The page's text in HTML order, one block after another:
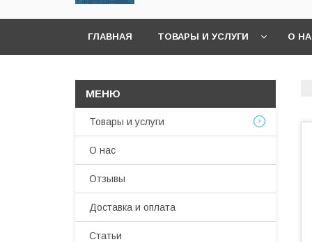
ГЛАВНАЯ ТОВАРЫ И УСЛУГИ О
Товары и услуги
О нас
Отзывы
Доставка и оплата
Статьи